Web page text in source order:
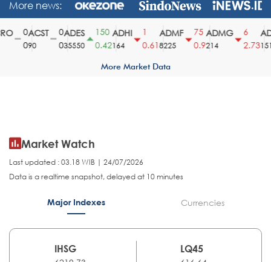
More news:
ACST
90
ADES
35550
150
0.42
ADHI
164
0.61
ADMF
8225
75
0.9
ADMG
214
2.731510
More Market Data
Market Watch
Last updated : 03.18 WIB | 24/07/2026
Data is a realtime snapshot, delayed at 10 minutes
Major Indexes Currencies
IHSG
LQ45